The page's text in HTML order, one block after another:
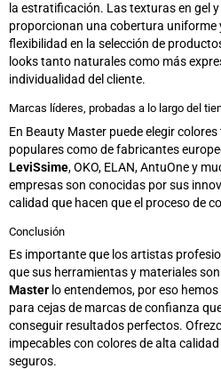
la estratificación. Las texturas en gel
proporcionan una cobertura uniforme
flexibilidad en la selección de
looks tanto naturales como más
individualidad del cliente.
Marcas líderes, probadas a lo largo del
En Beauty Master puede elegir
populares como de fabricantes
LeviSsime, OKO, ELAN, AntuOne y
empresas son conocidas por sus
calidad que hacen que el proceso de
Conclusión
Es importante que los artistas
que sus herramientas y materiales
Master lo entendemos, por eso
para cejas de marcas de confianza
conseguir resultados perfectos.
impecables con colores de alta
seguros.